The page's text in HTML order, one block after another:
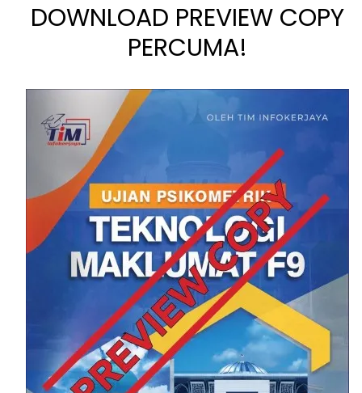
DOWNLOAD PREVIEW COPY
PERCUMA!